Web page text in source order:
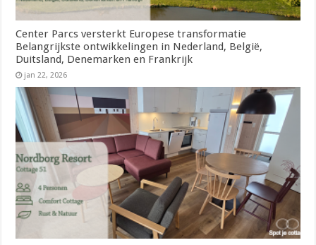
Center Parcs versterkt Europese transformatie
Belangrijkste ontwikkelingen in Nederland, België,
Duitsland, Denemarken en Frankrijk
jan 22, 2026